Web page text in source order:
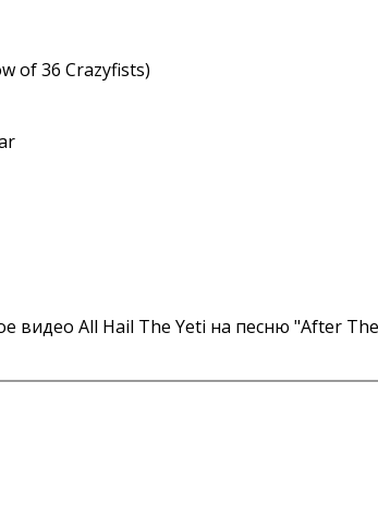
of 36 Crazyfists)
видео All Hail The Yeti на песню "After